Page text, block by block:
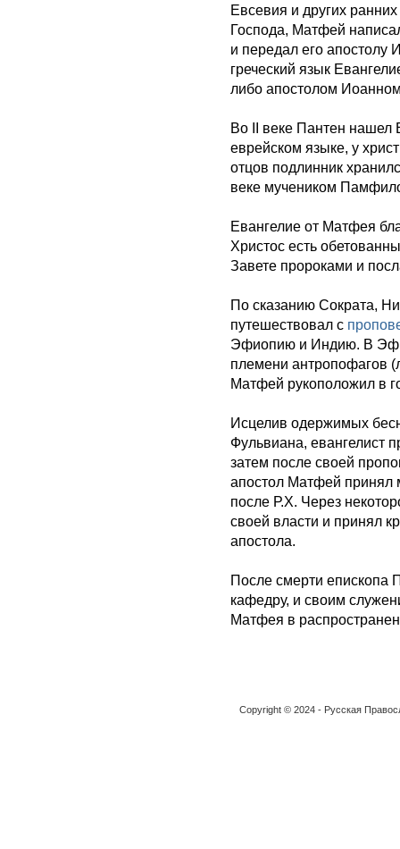
Евсевия и других
Господа, Матфей
и передал его апостолу
греческий язык
либо апостолом
Во II веке Пантен нашел
еврейском языке, у
отцов подлинник
веке мучеником
Евангелие от Матфея
Христос есть
Завете пророками и
По сказанию Сократа,
путешествовал с
Эфиопию и Индию. В
племени антропофагов
Матфей рукоположил в
Исцелив одержимых
Фульвиана, евангелист
затем после своей
апостол Матфей принял
после Р.Х. Через
своей власти и принял
апостола.
После смерти епископа
кафедру, и своим
Матфея в
Copyright © 2024 - Русская